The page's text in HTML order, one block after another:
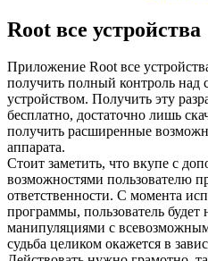
Root все устройства
Приложение Root все
получить полный контроль
устройством. Получить эту
бесплатно, достаточно лишь
получить расширенные
аппарата.
Стоит заметить, что вкупе с
возможностями пользователю
ответственности. С момента
программы, пользователь будет
манипуляциями с
судьба целиком окажется в